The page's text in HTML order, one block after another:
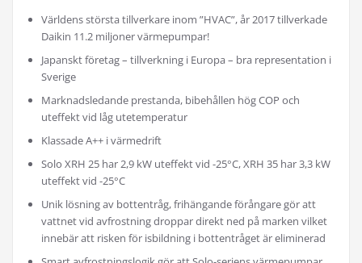
Världens största tillverkare inom ”HVAC”, år 2017 tillverkade
Daikin 11.2 miljoner värmepumpar!
Japanskt företag – tillverkning i Europa – bra representation i
Sverige
Marknadsledande prestanda, bibehållen hög COP och
uteffekt vid låg utetemperatur
Klassade A++ i värmedrift
Solo XRH 25 har 2,9 kW uteffekt vid -25°C, XRH 35 har 3,3 kW
uteffekt vid -25°C
Unik lösning av bottentråg, frihängande förångare gör att
vattnet vid avfrostning droppar direkt ned på marken vilket
innebär att risken för isbildning i bottentråget är eliminerad